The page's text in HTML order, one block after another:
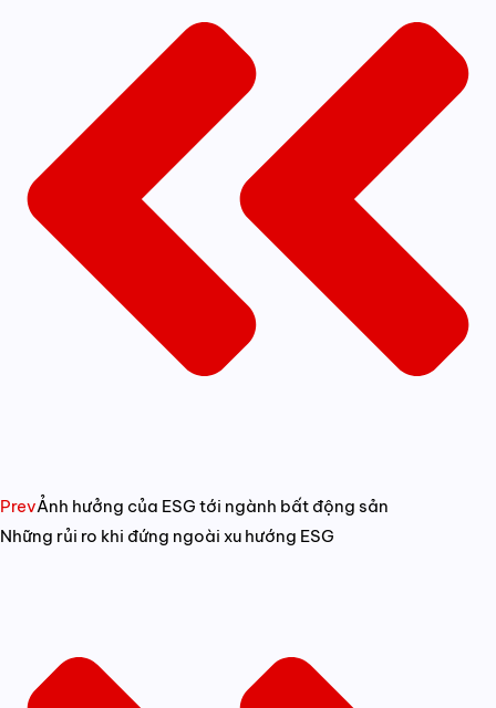
PrevẢnh hưởng của ESG tới ngành bất động sản
Những rủi ro khi đứng ngoài xu hướng ESG